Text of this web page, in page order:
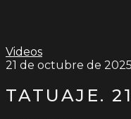
Videos
21 de octubre de 2025
TATUAJE.